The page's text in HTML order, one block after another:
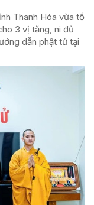
Thanh Hóa vừa tổ
3 vị tăng, ni đủ
dẫn phật tử tại